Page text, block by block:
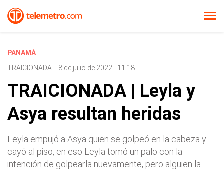
PANAMÁ
TRAICIONADA - 8 de julio de 2022 - 11:18
TRAICIONADA | Leyla y
Asya resultan heridas
Leyla empujó a Asya quien se golpeó en la cabeza y
cayó al piso, en eso Leyla tomó un palo con la
intención de golpearla nuevamente, pero alguien la